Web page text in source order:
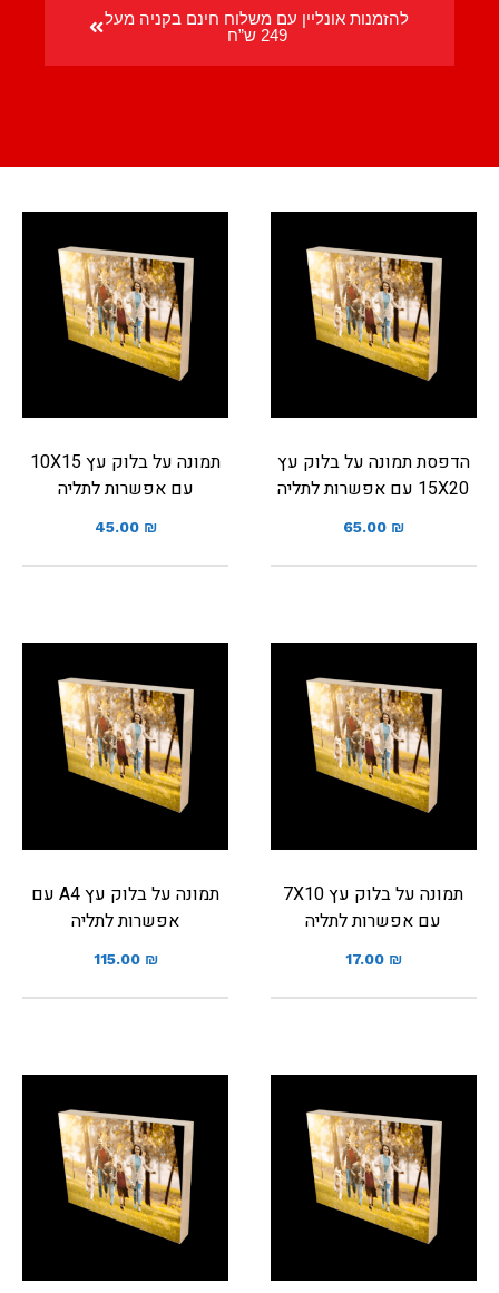
להזמנות אונליין עם משלוח חינם בקניה מעל
249 ש”ח
הדפסת תמונה על בלוק עץ
15X20 עם אפשרות לתליה
65.00 ₪
תמונה על בלוק עץ 10X15
עם אפשרות לתליה
45.00 ₪
תמונה על בלוק עץ 7X10
עם אפשרות לתליה
17.00 ₪
תמונה על בלוק עץ A4 עם
אפשרות לתליה
115.00 ₪